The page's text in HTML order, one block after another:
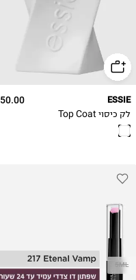
50.00 ₪ ESSIE
לק כיסוי Top Coat
5ML